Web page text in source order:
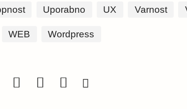
Uporabno UX Varnost
WEB Wordpress